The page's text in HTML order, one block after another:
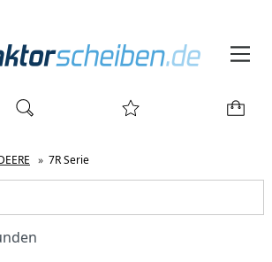
» 7R Serie